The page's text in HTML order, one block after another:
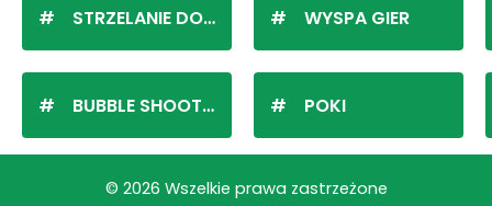
STRZELANIE DO KULEK
BUBBLE SHOOTER
WYSPA GIER
POKI
© 2026 Wszelkie prawa zastrzeżone